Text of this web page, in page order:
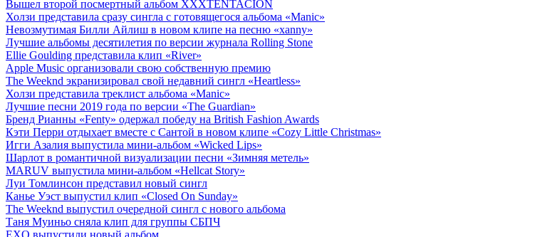
Вышел второй посмертный альбом XXXTENTACION
Холзи представила сразу сингла с готовящегося альбома «Manic»
Невозмутимая Билли Айлиш в новом клипе на песню «xanny»
Лучшие альбомы десятилетия по версии журнала Rolling Stone
Ellie Goulding представила клип «River»
Apple Music организовали свою собственную премию
The Weeknd экранизировал свой недавний сингл «Heartless»
Холзи представила треклист альбома «Manic»
Лучшие песни 2019 года по версии «The Guardian»
Бренд Рианны «Fenty» одержал победу на British Fashion Awards
Кэти Перри отдыхает вместе с Сантой в новом клипе «Cozy Little Christmas»
Игги Азалия выпустила мини-альбом «Wicked Lips»
Шарлот в романтичной визуализации песни «Зимняя метель»
MARUV выпустила мини-альбом «Hellcat Story»
Луи Томлинсон представил новый сингл
Канье Уэст выпустил клип «Closed On Sunday»
The Weeknd выпустил очередной сингл с нового альбома
Таня Муиньо сняла клип для группы СБПЧ
EXO выпустили новый альбом